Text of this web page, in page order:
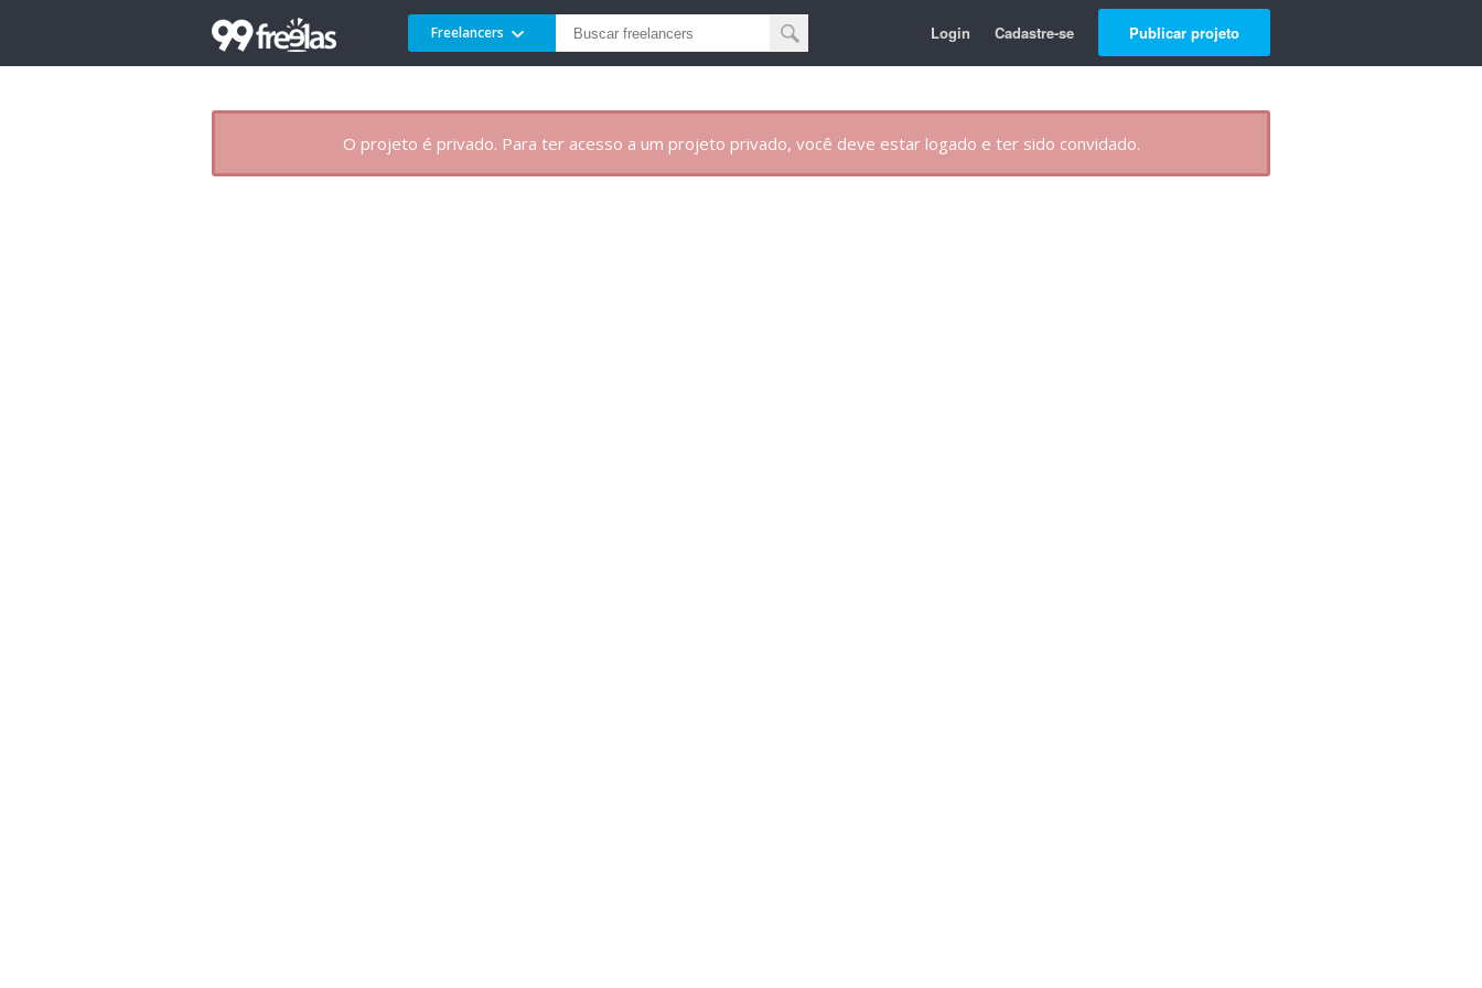
Freelancers Login Cadastre-se Publicar projeto
O projeto é privado. Para ter acesso a um projeto privado, você deve estar logado e ter sido convidado.